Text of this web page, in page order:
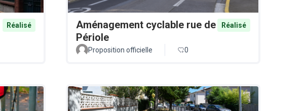
Réalisé
Aménagement cyclable rue de
Périole
Réalisé
Proposition officielle 0